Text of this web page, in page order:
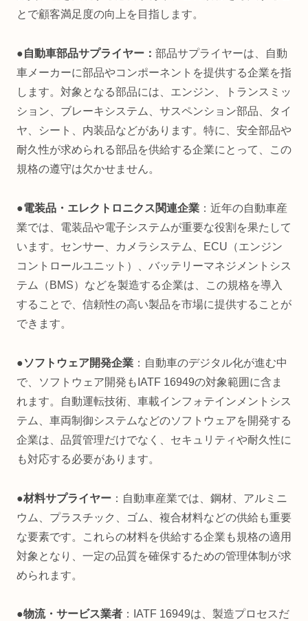
とで顧客満足度の向上を目指します。
●自動車部品サプライヤー： 部品サプライヤーは、自動
車メーカーに部品やコンポーネントを提供する企業を指
します。対象となる部品には、エンジン、トランスミッ
ション、ブレーキシステム、サスペンション部品、タイ
ヤ、シート、内装品などがあります。特に、安全部品や
耐久性が求められる部品を供給する企業にとって、この
規格の遵守は欠かせません。
●電装品・エレクトロニクス関連企業 ：近年の自動車産
業では、電装品や電子システムが重要な役割を果たして
います。センサー、カメラシステム、ECU（エンジン
コントロールユニット）、バッテリーマネジメントシス
テム（BMS）などを製造する企業は、この規格を導入
することで、信頼性の高い製品を市場に提供することが
できます。
●ソフトウェア開発企業 ：自動車のデジタル化が進む中
で、ソフトウェア開発もIATF 16949の対象範囲に含ま
れます。自動運転技術、車載インフォテインメントシス
テム、車両制御システムなどのソフトウェアを開発する
企業は、品質管理だけでなく、セキュリティや耐久性に
も対応する必要があります。
●材料サプライヤー ：自動車産業では、鋼材、アルミニ
ウム、プラスチック、ゴム、複合材料などの供給も重要
な要素です。これらの材料を供給する企業も規格の適用
対象となり、一定の品質を確保するための管理体制が求
められます。
●物流・サービス業者 ：IATF 16949は、製造プロセスだ